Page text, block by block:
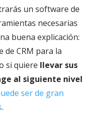
un software de
necesarias
buena explicación:
de CRM para la
si quiere llevar sus
al siguiente nivel
ser de gran
.